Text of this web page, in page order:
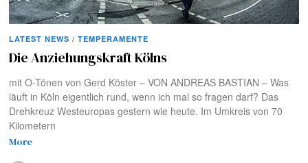
LATEST NEWS / TEMPERAMENTE
Die Anziehungskraft Kölns
mit O-Tönen von Gerd Köster – VON ANDREAS BASTIAN – Was
läuft in Köln eigentlich rund, wenn ich mal so fragen darf? Das
Drehkreuz Westeuropas gestern wie heute. Im Umkreis von 70
Kilometern
More